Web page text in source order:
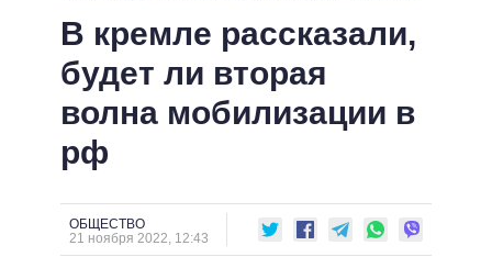
ЛЕНТА
СОБЫТИЯ
СТАТЬИ
МНЕНИЯ
ОБЗОРЫ
ДАЙДЖЕСТЫ
ПОЛИТИКА
ЭКОНОМИКА
ОБЩЕСТВО
ОБЕЩАНИЯ
ПОЛИТИКИ
ВСЕ ПОЛИТИКИ
ПРЕЗИДЕНТ И ОФИС
ВЕРХОВНАЯ РАДА
КАБИНЕТ МИНИСТРОВ
ПОДДЕРЖАТЬ
В кремле рассказали,
будет ли вторая
волна мобилизации в
рф
ОБЩЕСТВО
21 ноября 2022, 12:43